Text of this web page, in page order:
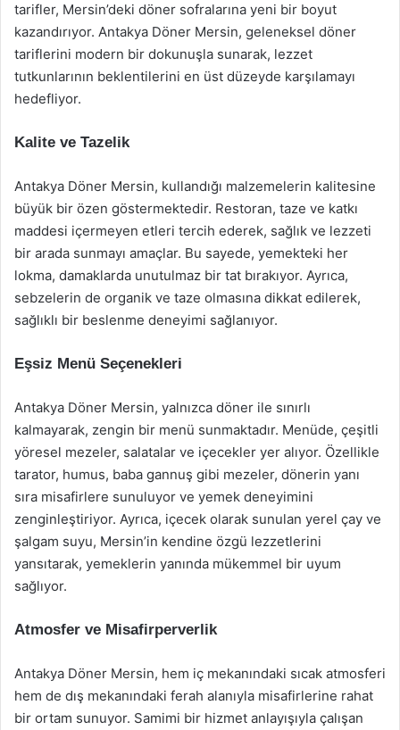
tarifler, Mersin’deki döner sofralarına yeni bir boyut
kazandırıyor. Antakya Döner Mersin, geleneksel döner
tariflerini modern bir dokunuşla sunarak, lezzet
tutkunlarının beklentilerini en üst düzeyde karşılamayı
hedefliyor.
Kalite ve Tazelik
Antakya Döner Mersin, kullandığı malzemelerin kalitesine
büyük bir özen göstermektedir. Restoran, taze ve katkı
maddesi içermeyen etleri tercih ederek, sağlık ve lezzeti
bir arada sunmayı amaçlar. Bu sayede, yemekteki her
lokma, damaklarda unutulmaz bir tat bırakıyor. Ayrıca,
sebzelerin de organik ve taze olmasına dikkat edilerek,
sağlıklı bir beslenme deneyimi sağlanıyor.
Eşsiz Menü Seçenekleri
Antakya Döner Mersin, yalnızca döner ile sınırlı
kalmayarak, zengin bir menü sunmaktadır. Menüde, çeşitli
yöresel mezeler, salatalar ve içecekler yer alıyor. Özellikle
tarator, humus, baba gannuş gibi mezeler, dönerin yanı
sıra misafirlere sunuluyor ve yemek deneyimini
zenginleştiriyor. Ayrıca, içecek olarak sunulan yerel çay ve
şalgam suyu, Mersin’in kendine özgü lezzetlerini
yansıtarak, yemeklerin yanında mükemmel bir uyum
sağlıyor.
Atmosfer ve Misafirperverlik
Antakya Döner Mersin, hem iç mekanındaki sıcak atmosferi
hem de dış mekanındaki ferah alanıyla misafirlerine rahat
bir ortam sunuyor. Samimi bir hizmet anlayışıyla çalışan